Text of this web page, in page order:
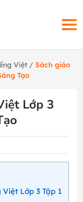
Việt / Sách giáo
Tạo
Lớp 3
Lớp 3 Tập 1